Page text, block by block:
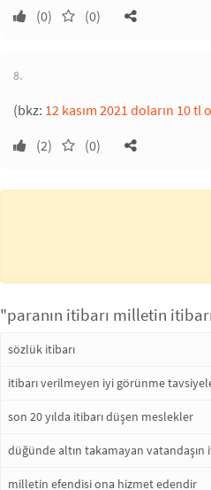
(0)
(0)
8.
(bkz: 12 kasım 2021 doların 10 tl
(2)
(0)
"paranın itibarı milletin
sözlük itibarı
itibarı verilmeyen iyi görünme
son 20 yılda itibarı düşen meslekler
düğünde altın takamayan vatandaşın
milletin efendisi ona hizmet edendir